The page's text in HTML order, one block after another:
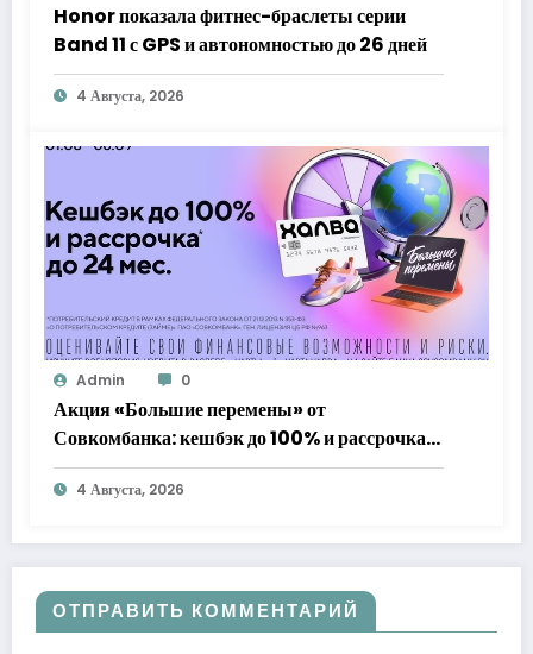
Honor показала фитнес-браслеты серии
Band 11 с GPS и автономностью до 26 дней
4 Августа, 2026
Admin 0
Акция «Большие перемены» от
Совкомбанка: кешбэк до 100% и рассрочка
до 24 месяцев с «Халвой»
4 Августа, 2026
ОТПРАВИТЬ КОММЕНТАРИЙ